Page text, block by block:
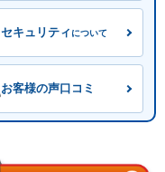
セキュリティ について
お客様の声口コミ